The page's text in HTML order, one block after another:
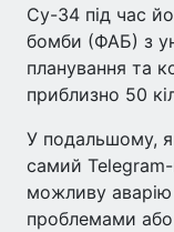
Су-34 під час
бомби (ФАБ) з
планування та
приблизно 50
У подальшому,
самий Telegram-
можливу
проблемами